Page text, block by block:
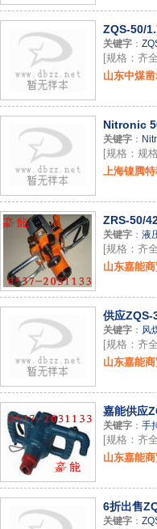
ZQS-50/
关键字 ：
[规格：齐
山东中煤
Nitronic
关键字 ：
[规格：规
上海镍腾
ZRS-50/
关键字 ： 液
[规格：齐
山东嘉能
供应ZQS-
关键字 ： 风
[规格：齐
山东嘉能
嘉能供应
关键字 ： 手
[规格：齐
山东嘉能
6折出售
关键字 ：